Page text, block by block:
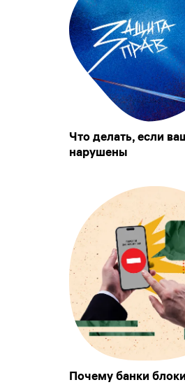
Что делать, если
нарушены
Почему банки